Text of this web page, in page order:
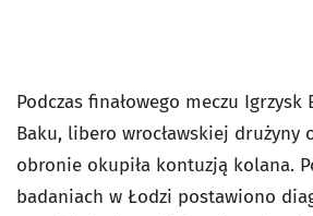
Podczas finałowego meczu
Baku, libero wrocławskiej drużyny
obronie okupiła kontuzją kolana.
badaniach w Łodzi postawiono